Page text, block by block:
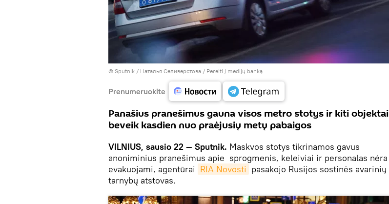
© Sputnik / Наталья Селиверстова / Pereiti į medijų banką
Prenumeruokite
Panašius pranešimus gauna visos metro stotys ir kiti objektai
beveik kasdien nuo praėjusių metų pabaigos
VILNIUS, sausio 22 — Sputnik. Maskvos stotys tikrinamos gavus
anoniminius pranešimus apie sprogmenis, keleiviai ir personalas nėra
evakuojami, agentūrai RIA Novosti pasakojo Rusijos sostinės avarinių
tarnybų atstovas.